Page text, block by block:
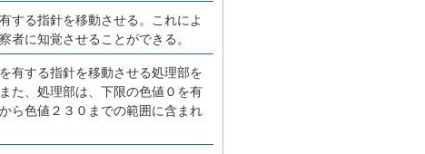
する指針を移動させる。これによ
者に知覚させることができる。
有する指針を移動させる処理部を
た、処理部は、下限の色値０を有
ら色値２３０までの範囲に含まれ